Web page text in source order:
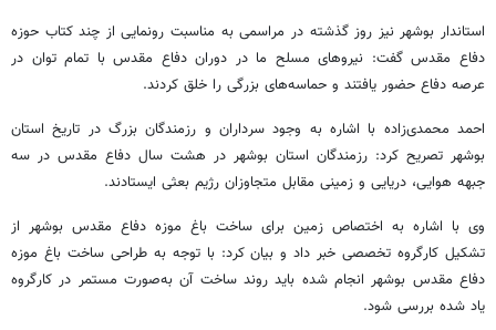
استاندار بوشهر نیز روز گذشته در مراسمی به مناسبت رونمایی از چند کتاب حوزه
دفاع مقدس گفت: نیروهای مسلح ما در دوران دفاع مقدس با تمام توان در
عرصه دفاع حضور یافتند و حماسه‌های بزرگی را خلق کردند.
احمد محمدی‌زاده با اشاره به وجود سرداران و رزمندگان بزرگ در تاریخ استان
بوشهر تصریح کرد: رزمندگان استان بوشهر در هشت سال دفاع مقدس در سه
جبهه هوایی، دریایی و زمینی مقابل متجاوزان رژیم بعثی ایستادند.
وی با اشاره به اختصاص زمین برای ساخت باغ موزه دفاع مقدس بوشهر از
تشکیل کارگروه تخصصی خبر داد و بیان کرد: با توجه به طراحی ساخت باغ موزه
دفاع مقدس بوشهر انجام شده باید روند ساخت آن به‌صورت مستمر در کارگروه
یاد شده بررسی شود.